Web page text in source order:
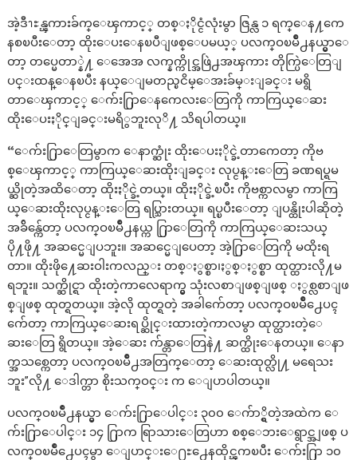
အဲ့ဒီၫႊန္ၾကားခ်က္ေၾကာင့္ တစ္ႏိုင္ငံလုံးမွာ ဇြန္လ ၁ ရက္ေန႔ကေ
နစၿပီးေတာ့ ထိုးေပးေနၿပီျဖစ္ေပမယ့္ ပလက္ဝၿမိဳ႕နယ္မွာေ
တာ့ တပ္မေတာ္နဲ႔ ေအေအ လက္နက္ကိုင္အဖြဲ႕အၾကား တိုက္ပြဲေတြျ
ပင္းထန္ေနၿပီး နယ္ေျမတည္ၿငိမ္ေအးခ်မ္းျခင္း မရွိ
တာေၾကာင့္ ေက်း႐ြာေနကေလးေတြကို ကာကြယ္ေဆး
ထိုးေပးႏိုင္ျခင္းမရိွဘူးလုိ႔ သိရပါတယ္။
“ေက်း႐ြာေတြမွာက ေနာက္ဆုံး ထိုးေပးႏိုင္ခဲ့တာကေတာ့ ကိုဗ
စ္ေၾကာင့္ ကာကြယ္ေဆးထိုးျခင္း လုပ္ငန္းေတြ ခဏရပ္ရမ
ယ္ဆိုတဲ့အထိေတာ့ ထိုးႏိုင္ခဲ့တယ္။ ထိုးႏိုင္ခဲ့ၿပီး ကိုဗစ္ကာလမွာ ကာကြ
ယ္ေဆးထိုးလုပ္ငန္းေတြ ရပ္သြားတယ္။ ရပ္ၿပီးေတာ့ ျပန္ထိုးပါဆိုတဲ့
အခ်ိန္က်ေတာ့ ပလက္ဝၿမိဳ႕နယ္က ႐ြာေတြကို ကာကြယ္ေဆးသယ္
ပို႔ဖို႔ အဆင္မေျပဘူး။ အဆင္မေျပေတာ့ အဲ့႐ြာေတြကို မထိုးရ
တာ။ ထိုးဖို႔ေဆးဝါးကလည္း တစ္ႏွစ္စာ၊ႏွစ္ႏွစ္စာ ထုတ္ထားလို႔မ
ရဘူး။ သက္ဆိုင္ရာ ထိုးတဲ့ကာလေရာက္မွ သုံးလစာျဖစ္ျဖစ္ ႏွစ္လစာျဖ
စ္ျဖစ္ ထုတ္ရတယ္။ အဲ့လို ထုတ္ရတဲ့ အခါက်ေတာ့ ပလက္ဝၿမိဳ႕ေပၚ
က်ေတာ့ ကာကြယ္ေဆးရပ္ဆိုင္းထားတဲ့ကာလမွာ ထုတ္ထားတဲ့ေ
ဆးေတြ ရွိတယ္။ အဲ့ေဆး က်န္တာေတြနဲ႔ ဆက္ထိုးေနတယ္။ ေနာ
က္အသစ္ကေတာ့ ပလက္ဝၿမိဳ႕အတြက္ေတာ့ ေဆးထုတ္လို႔ မရေသး
ဘူး”လို႔ ေဒါက္တာ စိုးသက္ဝင္း က ေျပာပါတယ္။
ပလက္ဝၿမိဳ႕နယ္မွာ ေက်း႐ြာေပါင္း ၃၀၀ ေက်ာ္ရွိတဲ့အထဲက ေ
က်း႐ြာေပါင္း ၁၄ ႐ြာက ရြာသားေတြဟာ စစ္ေဘးေရွာင္အျဖစ္ ပ
လက္ဝၿမိဳ႕ေပၚမွာ ေျပာင္းေ႐ႊ႕ေနထိုင္ၾကၿပီး ေက်း႐ြာ ၁၀